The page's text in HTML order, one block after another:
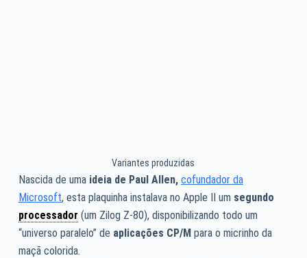
Variantes produzidas
Nascida de uma ideia de Paul Allen, cofundador da
Microsoft, esta plaquinha instalava no Apple II um segundo
processador (um Zilog Z-80), disponibilizando todo um
“universo paralelo” de aplicações CP/Mpara o micrinho da
maçã colorida.